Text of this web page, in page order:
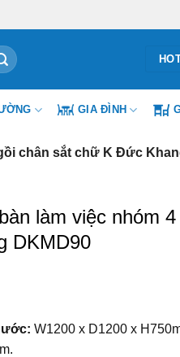
GIA ĐÌNH
chân sắt chữ K Đức
làm việc nhóm
DKMD90
W1200 x D1200 x